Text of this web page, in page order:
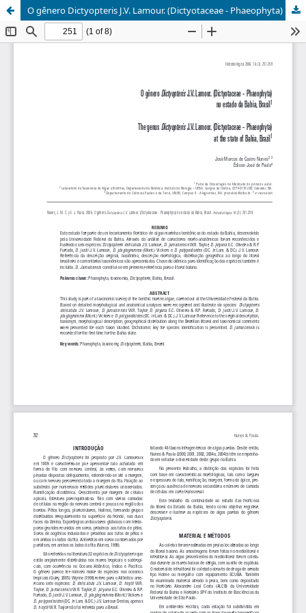
O gênero Dictyopteris J.V. Lamour. (Dictyotaceae - Phaeophyta) no estado da Bahia, Brasil